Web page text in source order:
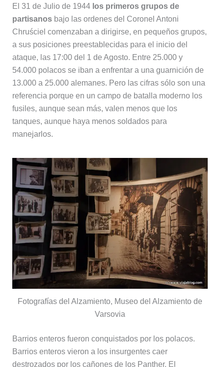
El 31 de Julio de 1944 los primeros grupos de
partisanosbajo las ordenes del Coronel Antoni
Chruściel comenzaban a dirigirse, en pequeños grupos,
a sus posiciones preestablecidas para el inicio del
ataque, las 17:00 del 1 de Agosto. Entre 25.000 y
54.000 polacos se iban a enfrentar a una guarnición de
13.000 a 25.000 alemanes. Pero las cifras sólo son una
referencia porque en un campo de batalla moderno los
fusiles, aunque sean más, valen menos que los
tanques, aunque haya menos soldados para
manejarlos.
Fotografías del Alzamiento, Museo del Alzamiento de
Varsovia
Barrios enteros fueron conquistados por los polacos.
Barrios enteros vieron a los insurgentes caer
destrozados por los cañones de los Panther. El